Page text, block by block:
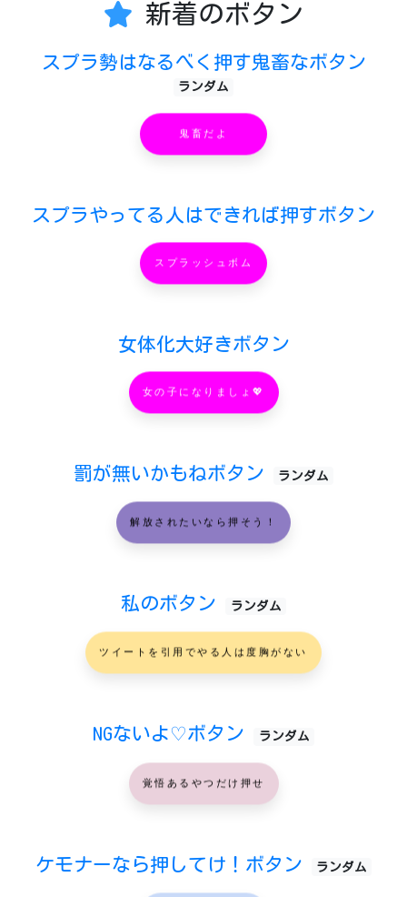
新着のボタン
スプラ勢はなるべく押す鬼畜なボタン
ランダム
鬼畜だよ
スプラやってる人はできれば押すボタン
スプラッシュボム
女体化大好きボタン
女の子になりましょ💖
罰が無いかもねボタン ランダム
解放されたいなら押そう！
私のボタン ランダム
ツイートを引用でやる人は度胸がない
NGないよ♡ボタン ランダム
覚悟あるやつだけ押せ
ケモナーなら押してけ！ボタン ランダム